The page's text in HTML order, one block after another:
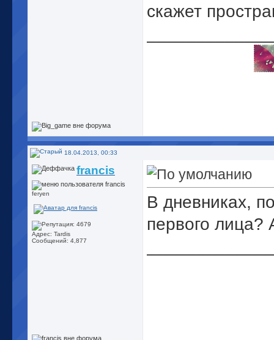
скажет
18.04.2013, 00:33
francis
feryen
Адрес: Tardis
Сообщений: 4,877
В дневниках,
первого лица?